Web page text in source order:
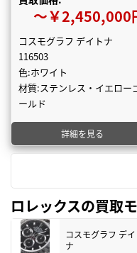
〜￥2,450,000
コスモグラフ デイトナ
116503
色:ホワイト
材質:ステンレス・イエロー
ールド
詳細を見る
ロレックスの買取
コスモグラフ デイ
ナ